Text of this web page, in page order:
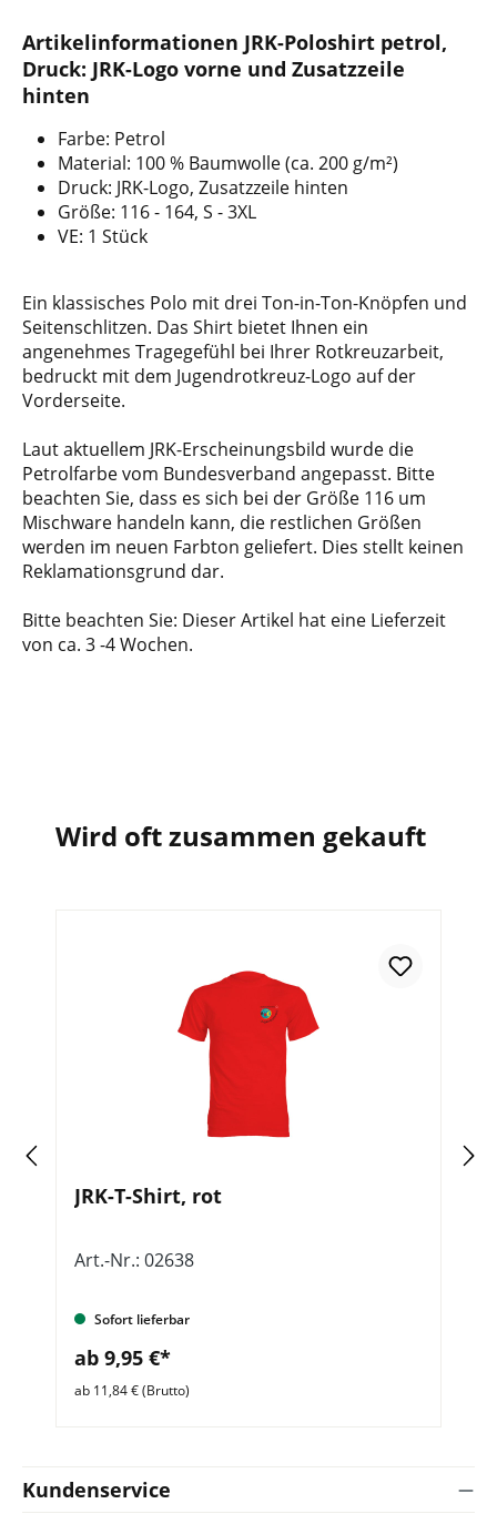
Artikelinformationen JRK-Poloshirt petrol,
Druck: JRK-Logo vorne und Zusatzzeile
hinten
Farbe: Petrol
Material: 100 % Baumwolle (ca. 200 g/m²)
Druck: JRK-Logo, Zusatzzeile hinten
Größe: 116 - 164, S - 3XL
VE: 1 Stück
Ein klassisches Polo mit drei Ton-in-Ton-Knöpfen und
Seitenschlitzen. Das Shirt bietet Ihnen ein
angenehmes Tragegefühl bei Ihrer Rotkreuzarbeit,
bedruckt mit dem Jugendrotkreuz-Logo auf der
Vorderseite.
Laut aktuellem JRK-Erscheinungsbild wurde die
Petrolfarbe vom Bundesverband angepasst. Bitte
beachten Sie, dass es sich bei der Größe 116 um
Mischware handeln kann, die restlichen Größen
werden im neuen Farbton geliefert. Dies stellt keinen
Reklamationsgrund dar.
Bitte beachten Sie: Dieser Artikel hat eine Lieferzeit
von ca. 3 -4 Wochen.
Wird oft zusammen gekauft
JRK-T-Shirt, rot
Art.-Nr.: 02638
Sofort lieferbar
ab 9,95 €*
ab 11,84 € (Brutto)
Kundenservice